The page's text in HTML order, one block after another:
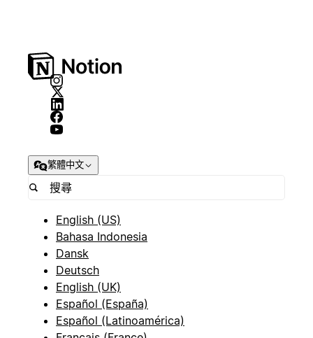
繁體中文
English (US)
Bahasa Indonesia
Dansk
Deutsch
English (UK)
Español (España)
Español (Latinoamérica)